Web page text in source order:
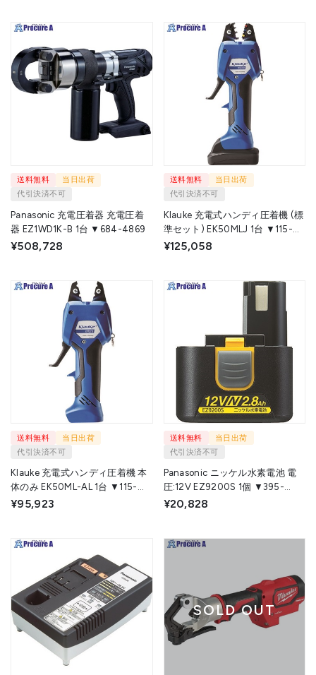
送料無料
当日出荷
代引決済不可
Panasonic 充電圧着器 充電圧着
器 EZ1WD1K-B 1台 ▼684-4869
¥508,728
送料無料
当日出荷
代引決済不可
Klauke 充電式ハンディ圧着機 (標
準セット) EK50MLJ 1台 ▼115-
0628
¥125,058
送料無料
当日出荷
代引決済不可
Klauke 充電式ハンディ圧着機 本
体のみ EK50ML-AL 1台 ▼115-
0629
¥95,923
送料無料
当日出荷
代引決済不可
Panasonic ニッケル水素電池 電
圧:12V EZ9200S 1個 ▼395-
0263
¥20,828
SOLD OUT